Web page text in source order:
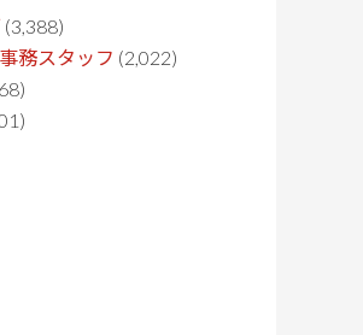
(3,388)
務スタッフ (2,022)